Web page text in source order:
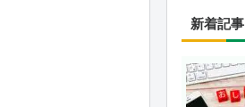
新着記事